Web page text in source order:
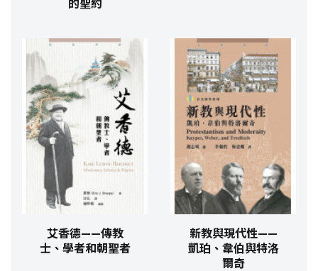
的聖約
艾香德——傳教
士、學者和朝聖者
新教與現代性——
凱珀、韋伯與特洛
爾奇